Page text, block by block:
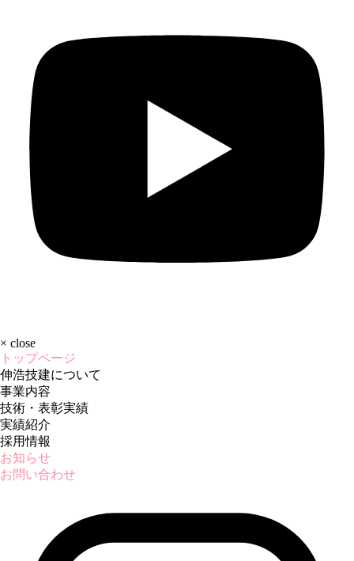
× close
トップページ
伸浩技建について
事業内容
技術・表彰実績
実績紹介
採用情報
お知らせ
お問い合わせ